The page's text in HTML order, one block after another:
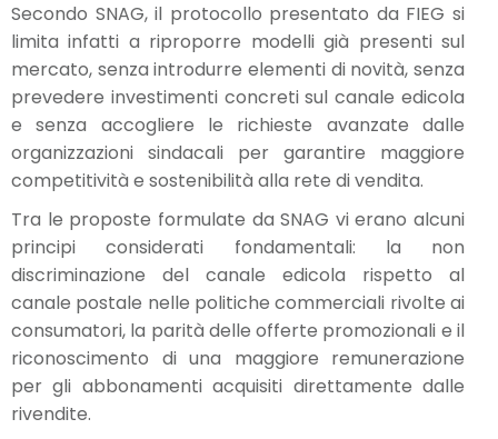
Secondo SNAG, il protocollo presentato da FIEG si
limita infatti a riproporre modelli già presenti sul
mercato, senza introdurre elementi di novità, senza
prevedere investimenti concreti sul canale edicola
e senza accogliere le richieste avanzate dalle
organizzazioni sindacali per garantire maggiore
competitività e sostenibilità alla rete di vendita.
Tra le proposte formulate da SNAG vi erano alcuni
principi considerati fondamentali: la non
discriminazione del canale edicola rispetto al
canale postale nelle politiche commerciali rivolte ai
consumatori, la parità delle offerte promozionali e il
riconoscimento di una maggiore remunerazione
per gli abbonamenti acquisiti direttamente dalle
rivendite.